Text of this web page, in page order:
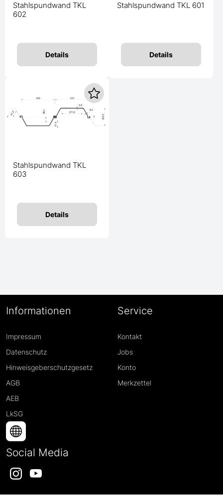
Stahlspundwand TKL
602
Details
Stahlspundwand TKL 601
Details
Stahlspundwand TKL
603
Details
Informationen
Impressum
Datenschutz
Hinweisgeberschutzgesetz
AGB
AEB
LkSG
Service
Kontakt
Jobs
Konto
Merkzettel
Social Media
InstagramYouTube